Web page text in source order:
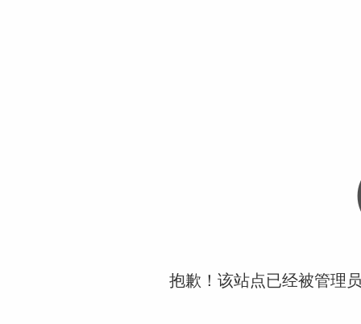
抱歉！该站点已经被管理